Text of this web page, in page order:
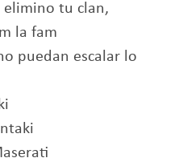
elimino tu clan,
la fam
puedan escalar lo